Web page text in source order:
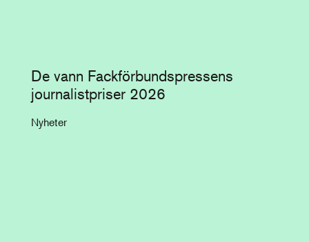
De vann Fackförbundspressens
journalistpriser 2026
Nyheter